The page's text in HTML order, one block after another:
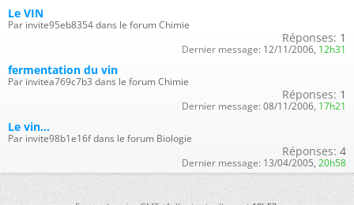
Le VIN
Par invite95eb8354 dans le forum Chimie
Réponses: 1
Dernier message: 12/11/2006, 12h31
fermentation du vin
Par invitea769c7b3 dans le forum Chimie
Réponses: 1
Dernier message: 08/11/2006, 17h21
Le vin...
Par invite98b1e16f dans le forum Biologie
Réponses: 4
Dernier message: 13/04/2005, 20h58